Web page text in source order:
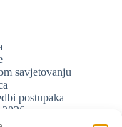
savjetovanju
postupaka
o provedbi